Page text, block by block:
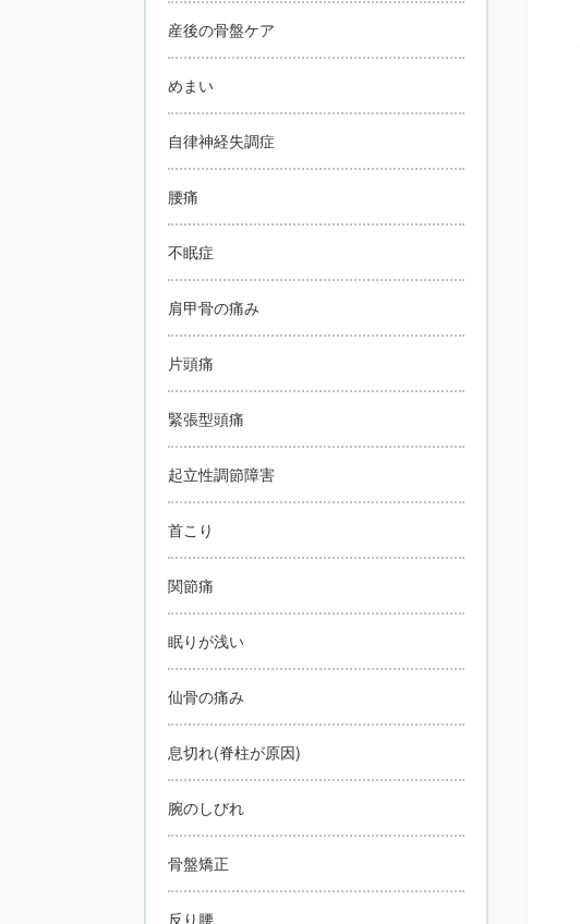
産後の骨盤ケア
めまい
自律神経失調症
腰痛
不眠症
肩甲骨の痛み
片頭痛
緊張型頭痛
起立性調節障害
首こり
関節痛
眠りが浅い
仙骨の痛み
息切れ(脊柱が原因)
腕のしびれ
骨盤矯正
反り腰